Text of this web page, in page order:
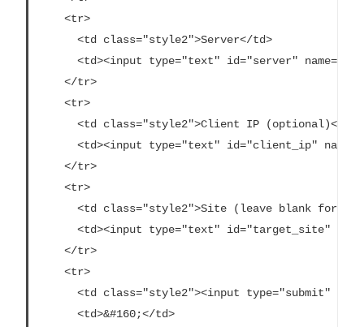
    <tr>
      <td class="style2">Server</td>
<td><input type="text" id="server"
    </tr>
    <tr>
      <td class="style2">Client IP (optional)</td>
<td><input type="text" id="client_ip"
    </tr>
    <tr>
<td class="style2">Site (leave blank for
<td><input type="text" id="target_site"
    </tr>
    <tr>
<td class="style2"><input type="submit"
      <td>&#160;</td>